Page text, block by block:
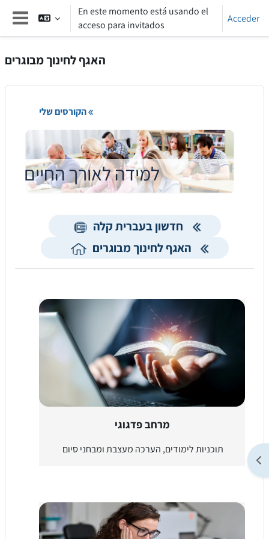
Salta al contenido principal
Panel lateral
En este momento está usando el
acceso para invitados
Acceder
האגף לחינוך מבוגרים
למידה לאורך החיים
חדשון בעברית קלה
האגף לחינוך מבוגרים
מרחב פדגוגי
תוכניות לימודים, הערכה מעצבת ומבחני סיום